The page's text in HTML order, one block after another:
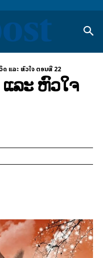
ວິດ ແລະ ຫົວໃຈ ຕອນທີ 22
ແລະ ຫົວໃຈ